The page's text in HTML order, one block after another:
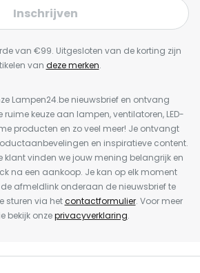
Inschrijven
van €99. Uitgesloten van de korting zijn
van deze merken.
Lampen24.be nieuwsbrief en ontvang
keuze aan lampen, ventilatoren, LED-
producten en zo veel meer! Je ontvangt
en inspiratieve content.
klant vinden we jouw mening belangrijk en
na een aankoop. Je kan op elk moment
afmeldlink onderaan de nieuwsbrief te
sturen via hetcontactformulier. Voor meer
bekijk onzeprivacyverklaring.